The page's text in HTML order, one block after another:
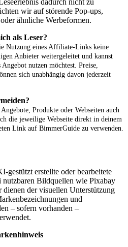
dadurch nicht zu
wir auf störende Pop-ups,
ähnliche Werbeformen.
als Leser?
Nutzung eines Affiliate-Links keine
Anbieter weitergeleitet und kannst
nutzen möchtest. Preise,
sich unabhängig davon jederzeit
Produkte oder Webseiten auch
die jeweilige Webseite direkt in deinem
Link auf BimmerGuide zu verwenden.
gestützt erstellte oder bearbeitete
Bildquellen wie Pixabay
der visuellen Unterstützung
und
– sofern vorhanden –